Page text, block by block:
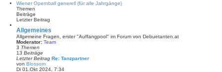
Wiener Opernball generell (für alle Jahrgänge)
Themen
Beiträge
Letzter Beitrag
Allgemeines
Allgemeine Fragen, erster "Auffangpool" im Forum von Debuetanten.at
Moderator: Team
3 Themen
13 Beiträge
Letzter Beitrag Re: Tanzpartner
von Blossom
N
Di 01.Okt 2024, 7:34